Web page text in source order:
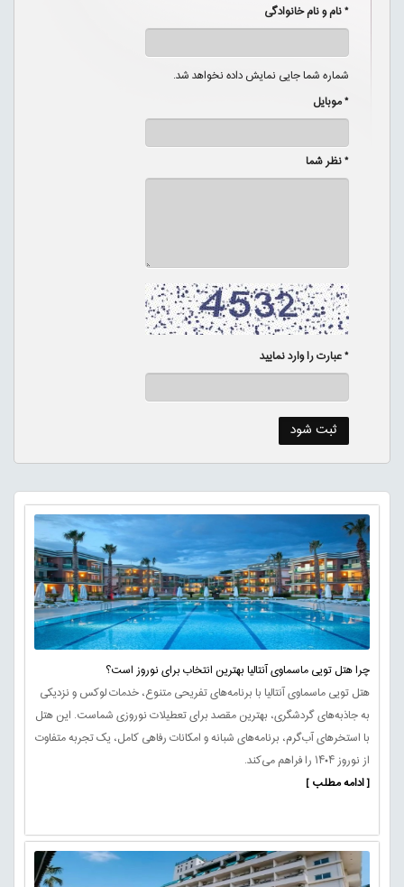
* نام و نام خانوادگی
شماره شما جایی نمایش داده نخواهد شد.
* موبایل
* نظر شما
* عبارت را وارد نمایید
چرا هتل تویی ماسماوی آنتالیا بهترین انتخاب برای نوروز است؟
هتل تویی ماسماوی آنتالیا با برنامه‌های تفریحی متنوع، خدمات لوکس و نزدیکی
به جاذبه‌های گردشگری، بهترین مقصد برای تعطیلات نوروزی شماست. این هتل
با استخرهای آب‌گرم، برنامه‌های شبانه و امکانات رفاهی کامل، یک تجربه متفاوت
از نوروز ۱۴۰۴ را فراهم می‌کند.
[ ادامه مطلب ]